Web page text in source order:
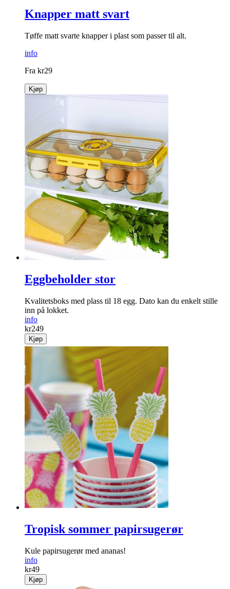
Knapper matt svart
Tøffe matt svarte knapper i plast som passer til alt.
info
Fra kr29
Kjøp
Eggbeholder stor
Kvalitetsboks med plass til 18 egg. Dato kan du enkelt stille
inn på lokket.
info
kr249
Kjøp
Tropisk sommer papirsugerør
Kule papirsugerør med ananas!
info
kr49
Kjøp